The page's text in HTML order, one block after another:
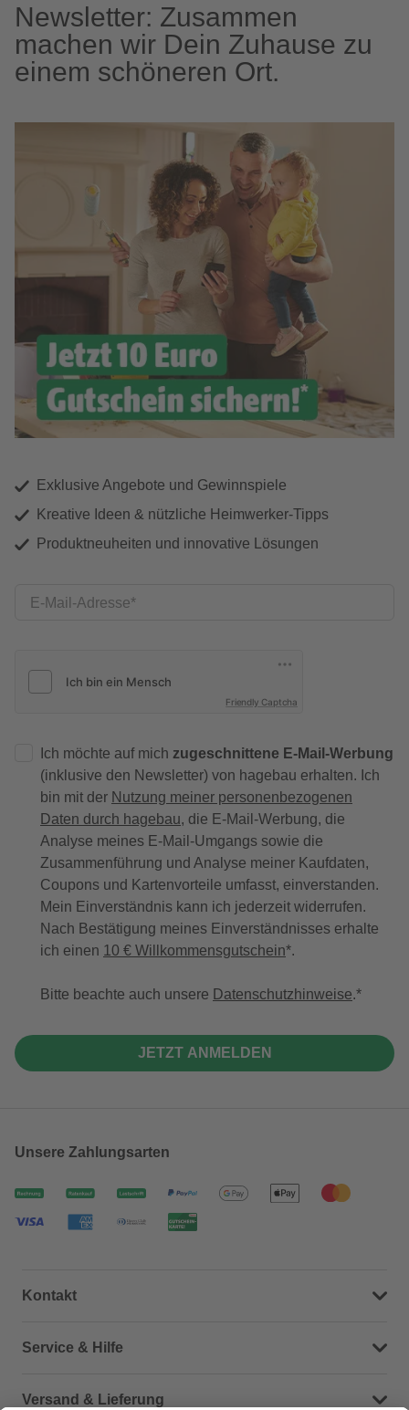
Newsletter: Zusammen
machen wir Dein Zuhause zu
einem schöneren Ort.
Exklusive Angebote und Gewinnspiele
Kreative Ideen & nützliche Heimwerker-Tipps
Produktneuheiten und innovative Lösungen
E-Mail-Adresse
Friendly Captcha
Ich möchte auf mich zugeschnittene E-Mail-Werbung
(inklusive den Newsletter) von hagebau erhalten. Ich
bin mit der Nutzung meiner personenbezogenen
Daten durch hagebau, die E-Mail-Werbung, die
Analyse meines E-Mail-Umgangs sowie die
Zusammenführung und Analyse meiner Kaufdaten,
Coupons und Kartenvorteile umfasst, einverstanden.
Mein Einverständnis kann ich jederzeit widerrufen.
Nach Bestätigung meines Einverständnisses erhalte
ich einen 10 € Willkommensgutschein*.
Bitte beachte auch unsere Datenschutzhinweise.
JETZT ANMELDEN
Unsere Zahlungsarten
Kontakt
Dein Kontakt zu uns
Service & Hilfe
Häufige Fragen (FAQ)
Versand & Lieferung